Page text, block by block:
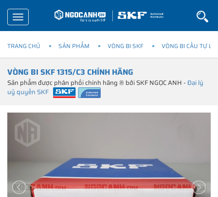
Toggle
navigation
TRANG CHỦ SẢN PHẨM VÒNG BI SKF VÒNG BI CẦU TỰ
VÒNG BI SKF 1315/C3 CHÍNH HÃNG
Sản phẩm được phân phối chính hãng ® bởi SKF NGỌC ANH -Đại lý
uỷ quyền SKF